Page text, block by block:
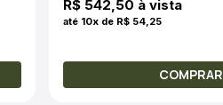
R$ 542,50 à vista
até 10x de R$ 54,25
COMPRAR